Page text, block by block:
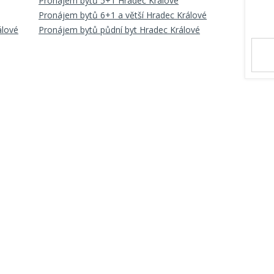
Pronájem bytů 6+1 a větší Hradec Králové
Pronájem bytů půdní byt Hradec Králové